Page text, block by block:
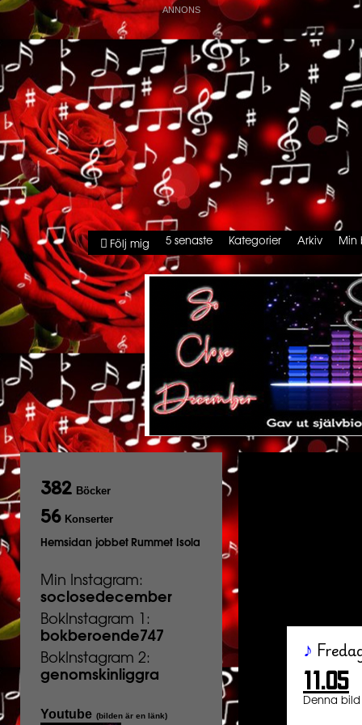
Följ mig 5 senaste Kategorier Arkiv Min
♪
11.05
Denna
382 Böcker
56 Konserter
Hemsidan jobbet Rummet Isola
Min Instagram:
soclosedecember
BokInstagram 1:
bokberoende747
BokInstagram 2:
genomskinliggra
Youtube (bilden är en länk)